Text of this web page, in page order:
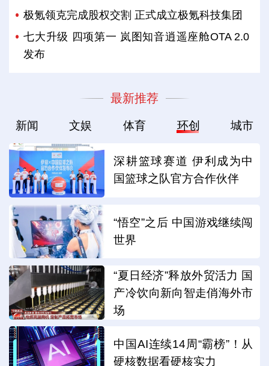
极氪领克完成股权交割 正式成立极氪科技集团
七大升级 四项第一 岚图知音逍遥座舱OTA 2.0
发布
最新推荐
新闻 文娱 体育 环创 城市
深耕篮球赛道 伊利成为中
国篮球之队官方合作伙伴
“悟空”之后 中国游戏继续闯
世界
“夏日经济”释放外贸活力 国
产冷饮向新向智走俏海外市
场
中国AI连续14周“霸榜”！从
硬核数据看硬核实力